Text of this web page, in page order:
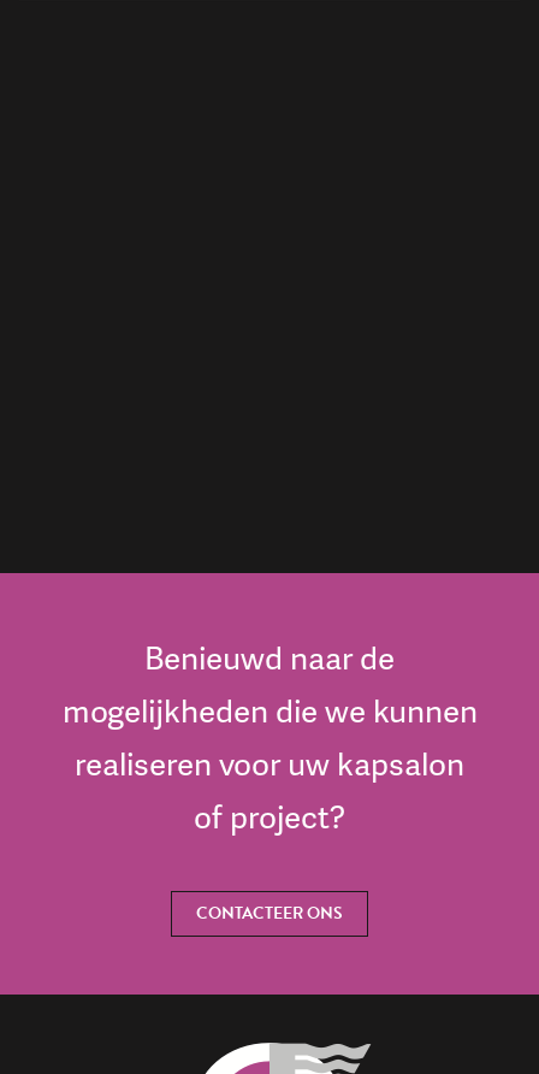
Benieuwd naar de
mogelijkheden die we kunnen
realiseren voor uw kapsalon
of project?
CONTACTEER ONS